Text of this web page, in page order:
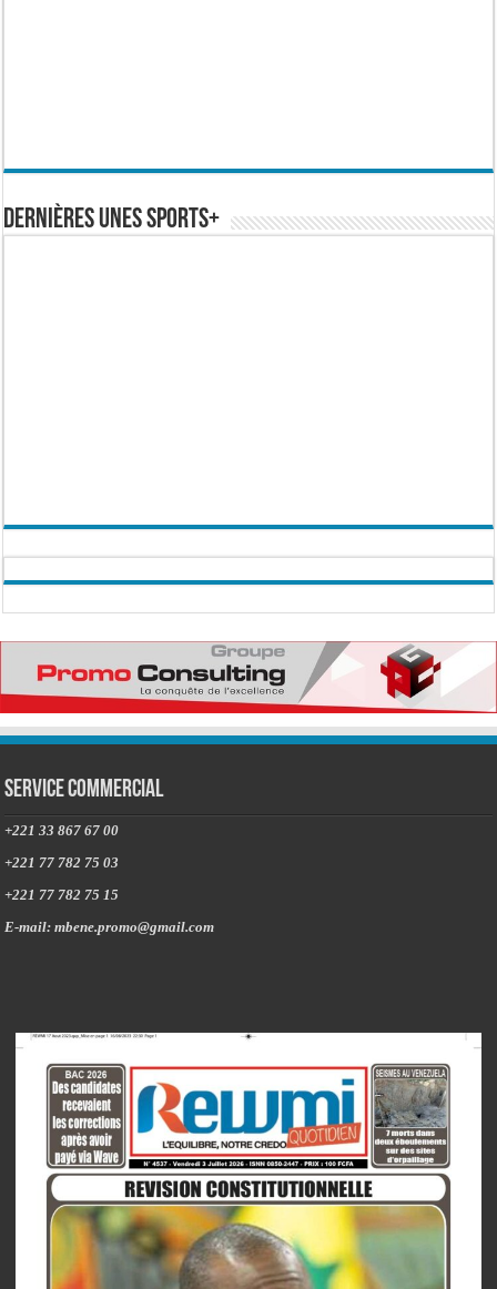
Dernières Unes Sports+
Service commercial
+221 33 867 67 00
+221 77 782 75 03
+221 77 782 75 15
E-mail: mbene.promo@gmail.com